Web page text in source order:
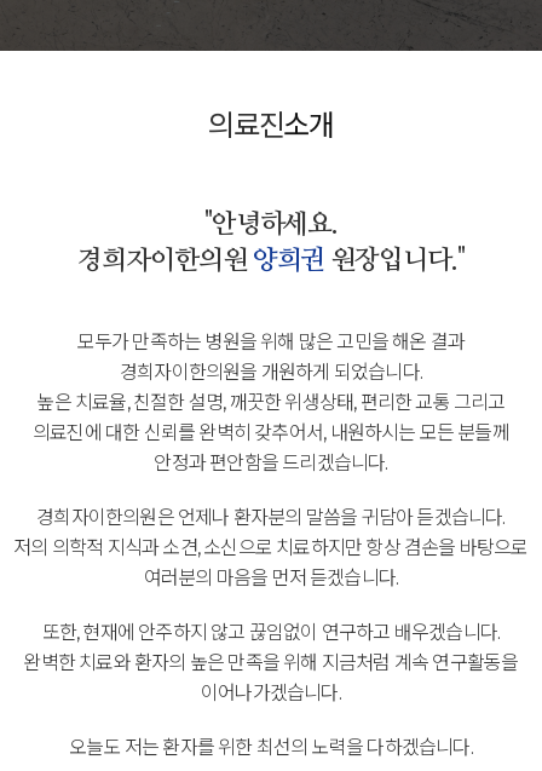
의료진소개
"안녕하세요.
경희자이한의원 양희권 원장입니다."
모두가 만족하는 병원을 위해 많은 고민을 해온 결과
경희자이한의원을 개원하게 되었습니다.
높은 치료율, 친절한 설명, 깨끗한 위생상태, 편리한 교통 그리고
의료진에 대한 신뢰를 완벽히 갖추어서, 내원하시는 모든 분들께
안정과 편안함을 드리겠습니다.
경희자이한의원은 언제나 환자분의 말씀을 귀담아 듣겠습니다.
저의 의학적 지식과 소견, 소신으로 치료하지만 항상 겸손을 바탕으로
여러분의 마음을 먼저 듣겠습니다.
또한, 현재에 안주하지 않고 끊임없이 연구하고 배우겠습니다.
완벽한 치료와 환자의 높은 만족을 위해 지금처럼 계속 연구활동을
이어나가겠습니다.
오늘도 저는 환자를 위한 최선의 노력을 다하겠습니다.